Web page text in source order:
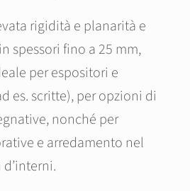
rigidità e planarità e
spessori fino a 25 mm,
per espositori e
es. scritte), per opzioni di
nonché per
e arredamento nel